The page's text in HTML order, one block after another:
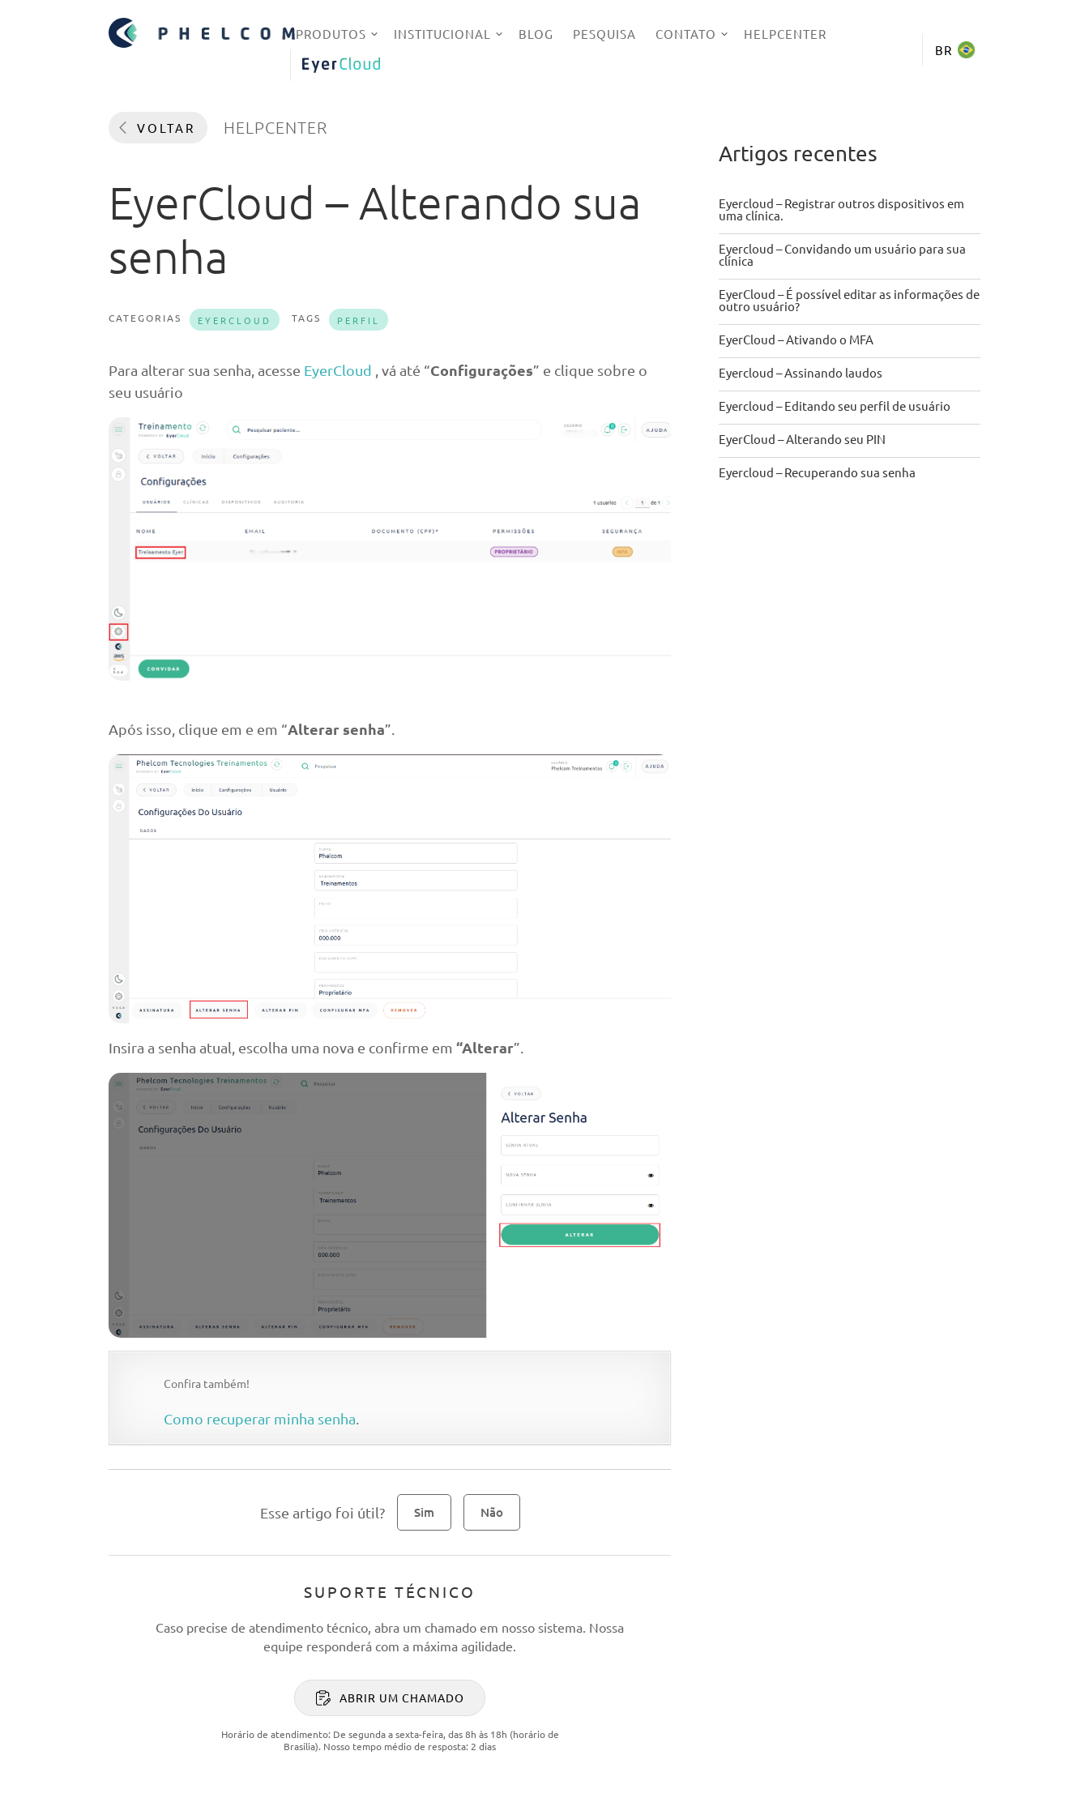
PRODUTOS INSTITUCIONAL BLOG PESQUISA CONTATO HELPCENTER
EYERCLOUD
BR
VOLTAR HELPCENTER
EyerCloud – Alterando sua
senha
CATEGORIAS EYERCLOUD TAGS PERFIL
Para alterar sua senha, acesse EyerCloud , vá até “Configurações” e clique sobre o
seu usuário
Após isso, clique em e em “Alterar senha”.
Insira a senha atual, escolha uma nova e confirme em“Alterar”.
Confira também!
Como recuperar minha senha.
Esse artigo foi útil? Sim Não
SUPORTE TÉCNICO
Caso precise de atendimento técnico, abra um chamado em nosso sistema. Nossa
equipe responderá com a máxima agilidade.
ABRIR UM CHAMADO
Horário de atendimento: De segunda a sexta-feira, das 8h às 18h (horário de
Brasília). Nosso tempo médio de resposta: 2 dias
Artigos recentes
Eyercloud – Registrar outros dispositivos em
uma clínica.
Eyercloud – Convidando um usuário para sua
clínica
EyerCloud – É possível editar as informações de
outro usuário?
EyerCloud – Ativando o MFA
Eyercloud – Assinando laudos
Eyercloud – Editando seu perfil de usuário
EyerCloud – Alterando seu PIN
Eyercloud – Recuperando sua senha